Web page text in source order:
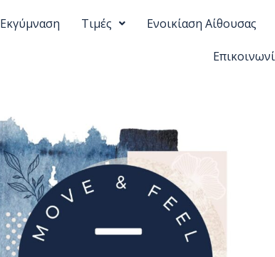
Eκγύμναση Τιμές Ενοικίαση Αίθουσας